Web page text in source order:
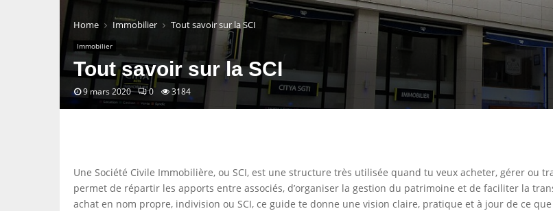
Home Immobilier Tout savoir sur la SCI
Immobilier
Tout savoir sur la SCI
9 mars 2020 0 3184
Une Société Civile Immobilière, ou SCI, est une structure très utilisée quand tu veux acheter, gérer ou
permet de répartir les apports entre associés, d’organiser la gestion du patrimoine et de faciliter la
achat en nom propre, indivision ou SCI, ce guide te donne une vision claire, pratique et à jour de ce